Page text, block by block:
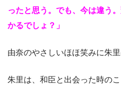
ったと思う。でも、今は違う
かるでしょ？」
由奈のやさしいほほ笑みに朱
朱里は、和臣と出会った時の